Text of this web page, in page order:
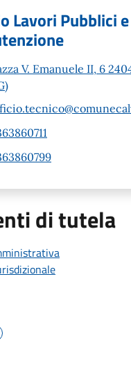
Lavori Pubblici e
V. Emanuele II, 6
di tutela